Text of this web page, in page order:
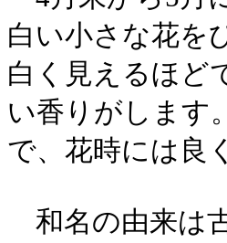
白い小さな花を
白く見えるほど
い香りがします
で、花時には
和名の由来は